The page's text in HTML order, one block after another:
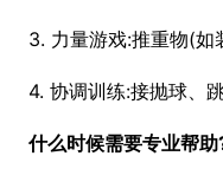
3. 力量游戏:推重物(如
4. 协调训练:接抛球、
什么时候需要专业帮助